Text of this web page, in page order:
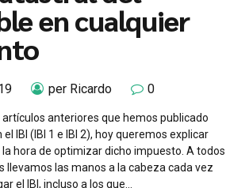
en cualquier
per Ricardo 0
artículos anteriores que hemos publicado
IBI (IBI 1 e IBI 2), hoy queremos explicar
hora de optimizar dicho impuesto. A todos
llevamos las manos a la cabeza cada vez
el IBI, incluso a los que...